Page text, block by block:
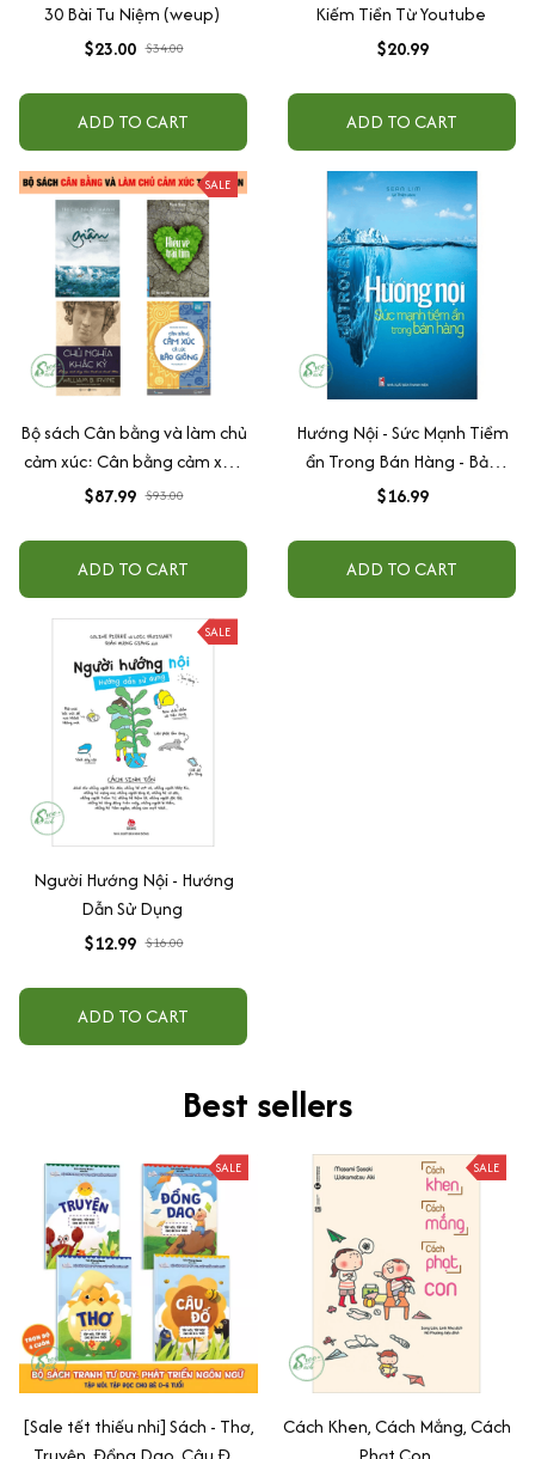
30 Bài Tu Niệm (weup)
$23.00 $34.00
ADD TO CART
Kiếm Tiền Từ Youtube
$20.99
ADD TO CART
SALE
Bộ sách Cân bằng và làm chủ
cảm xúc: Cân bằng cảm xúc,
cả lúc bão giông + Giận +
Khắc Kỷ
$87.99 $93.00
ADD TO CART
Hướng Nội - Sức Mạnh Tiềm
ẩn Trong Bán Hàng - Bản
Quyền
$16.99
ADD TO CART
SALE
Người Hướng Nội - Hướng
Dẫn Sử Dụng
$12.99 $16.00
ADD TO CART
Best sellers
SALE
[Sale tết thiếu nhi] Sách - Thơ,
SALE
Cách Khen, Cách Mắng, Cách